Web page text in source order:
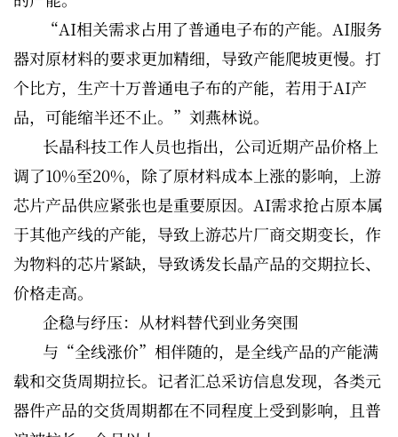
“AI相关需求占用了普通电子布的产能。AI服务
器对原材料的要求更加精细，导致产能爬坡更慢。打
个比方，生产十万普通电子布的产能，若用于AI产
品，可能缩半还不止。”刘燕林说。
长晶科技工作人员也指出，公司近期产品价格上
调了10%至20%，除了原材料成本上涨的影响，上游
芯片产品供应紧张也是重要原因。AI需求抢占原本属
于其他产线的产能，导致上游芯片厂商交期变长，作
为物料的芯片紧缺，导致诱发长晶产品的交期拉长、
价格走高。
企稳与纾压：从材料替代到业务突围
与“全线涨价”相伴随的，是全线产品的产能满
载和交货周期拉长。记者汇总采访信息发现，各类元
器件产品的交货周期都在不同程度上受到影响，且普